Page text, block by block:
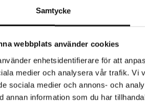
Samtycke
webbplats använder cookies
enhetsidentifierare för att
medier och analysera vår trafik. Vi
sociala medier och annons- och
annan information som du har